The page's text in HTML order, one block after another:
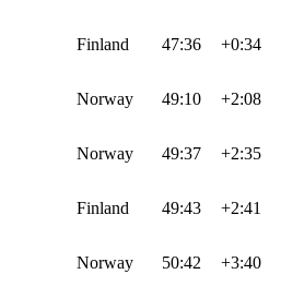
Finland 47:36 +0:34
Norway 49:10 +2:08
Norway 49:37 +2:35
Finland 49:43 +2:41
Norway 50:42 +3:40